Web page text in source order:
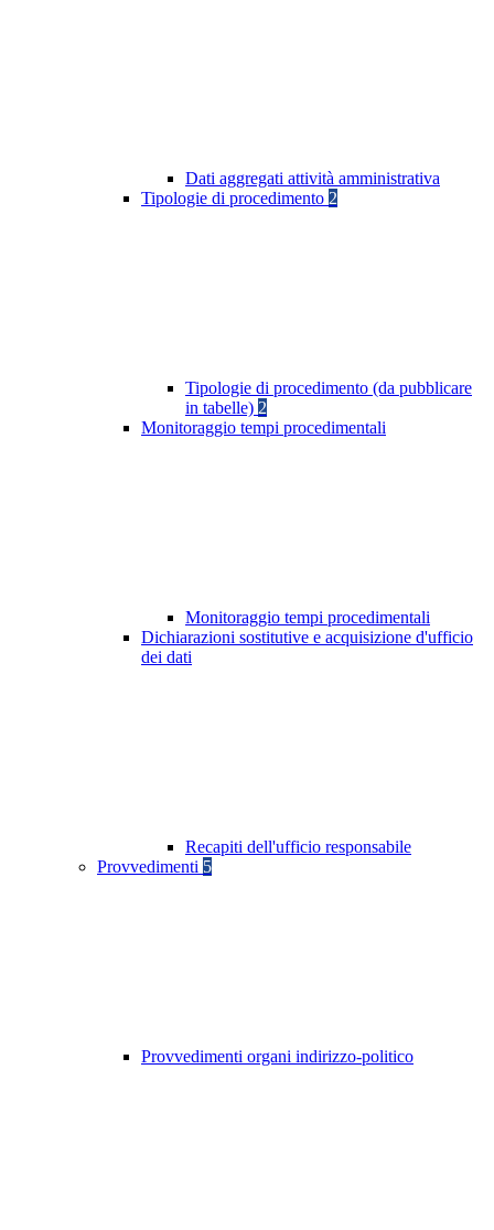
Dati aggregati attività amministrativa
Tipologie di procedimento 2
Tipologie di procedimento (da pubblicare
in tabelle) 2
Monitoraggio tempi procedimentali
Monitoraggio tempi procedimentali
Dichiarazioni sostitutive e acquisizione d'ufficio
dei dati
Recapiti dell'ufficio responsabile
Provvedimenti 5
Provvedimenti organi indirizzo-politico